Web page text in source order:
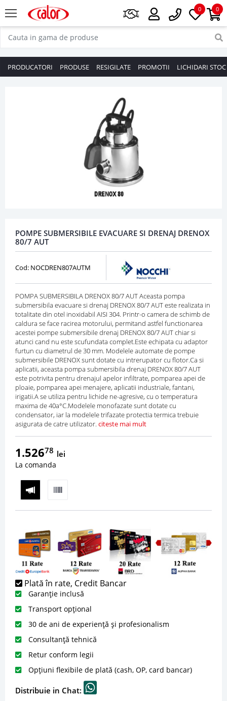
0
0
PRODUCATORI PRODUSE RESIGILATE PROMOTII LICHIDARI STOC
POMPE SUBMERSIBILE EVACUARE SI DRENAJ DRENOX
80/7 AUT
Cod: NOCDREN807AUTM
POMPA SUBMERSIBILA DRENOX 80/7 AUT Aceasta pompa
submersibila evacuare si drenaj DRENOX 80/7 AUT este realizata in
totalitate din otel inoxidabil AISI 304. Printr-o camera de schimb de
caldura se face racirea motorului, permitand astfel functionarea
acestei pompe submersibile drenaj DRENOX 80/7 AUT chiar si
atunci cand nu este scufundata complet.Este echipata cu adaptor
furtun cu diametrul de 30 mm. Modelele automate de pompe
submersibile DRENOX sunt dotate cu intrerupator cu flotor.Ca si
aplicatii, aceasta pompa submersibila drenaj DRENOX 80/7 AUT
este potrivita pentru drenajul apelor infiltrate, pomparea apei de
ploaie, pomparea apei menajere, aplicatii industriale, fantani,
irigatii.A se utiliza pentru lichide ne-agresive, cu o temperatura
maxima de 40a°C.Modelele monofazate sunt dotate cu
condensator, iar la modelele trifazate protectia termica trebuie
asigurata de catre utilizator. citeste mai mult
1.52678 lei
La comanda
Plată în rate, Credit Bancar
Garanție inclusă
Transport opțional
30 de ani de experiență și profesionalism
Consultanță tehnică
Retur conform legii
Opțiuni flexibile de plată (cash, OP, card bancar)
Distribuie in Chat: